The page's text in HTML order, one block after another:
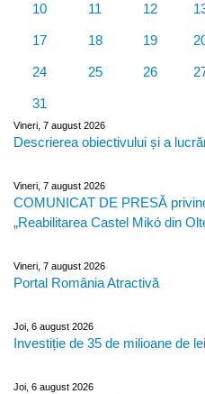
10 11 12
17 18 19
24 25 26
31
Vineri, 7 august 2026
Descrierea obiectivului și a
Vineri, 7 august 2026
COMUNICAT DE PRESĂ
„Reabilitarea Castel Mikó din
Vineri, 7 august 2026
Portal România Atractivă
Joi, 6 august 2026
Investiție de 35 de milioane de
Joi, 6 august 2026